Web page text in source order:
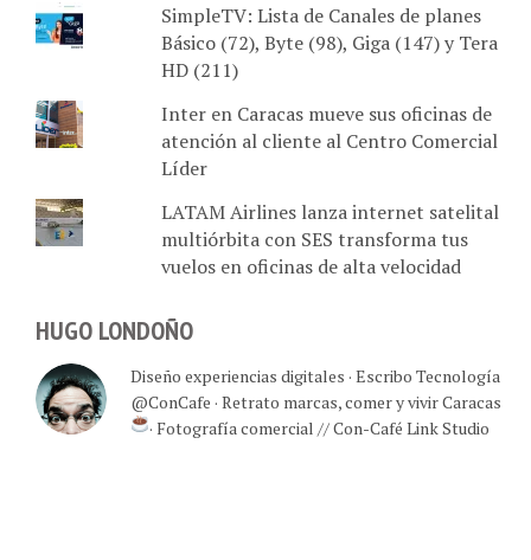
SimpleTV: Lista de Canales de planes
Básico (72), Byte (98), Giga (147) y Tera
HD (211)
Inter en Caracas mueve sus oficinas de
atención al cliente al Centro Comercial
Líder
LATAM Airlines lanza internet satelital
multiórbita con SES transforma tus
vuelos en oficinas de alta velocidad
HUGO LONDOÑO
Diseño experiencias digitales · Escribo Tecnología
@ConCafe · Retrato marcas, comer y vivir Caracas
· Fotografía comercial // Con-Café Link Studio